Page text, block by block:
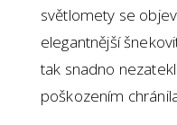
světlomety se
elegantnější
tak snadno
poškozením